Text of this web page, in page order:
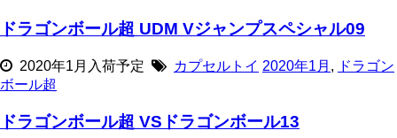
ドラゴンボール超 UDM Vジャンプスペシャル09
2020年1月入荷予定 カプセルトイ 2020年1月 , ドラゴン
ボール超
ドラゴンボール超 VSドラゴンボール13